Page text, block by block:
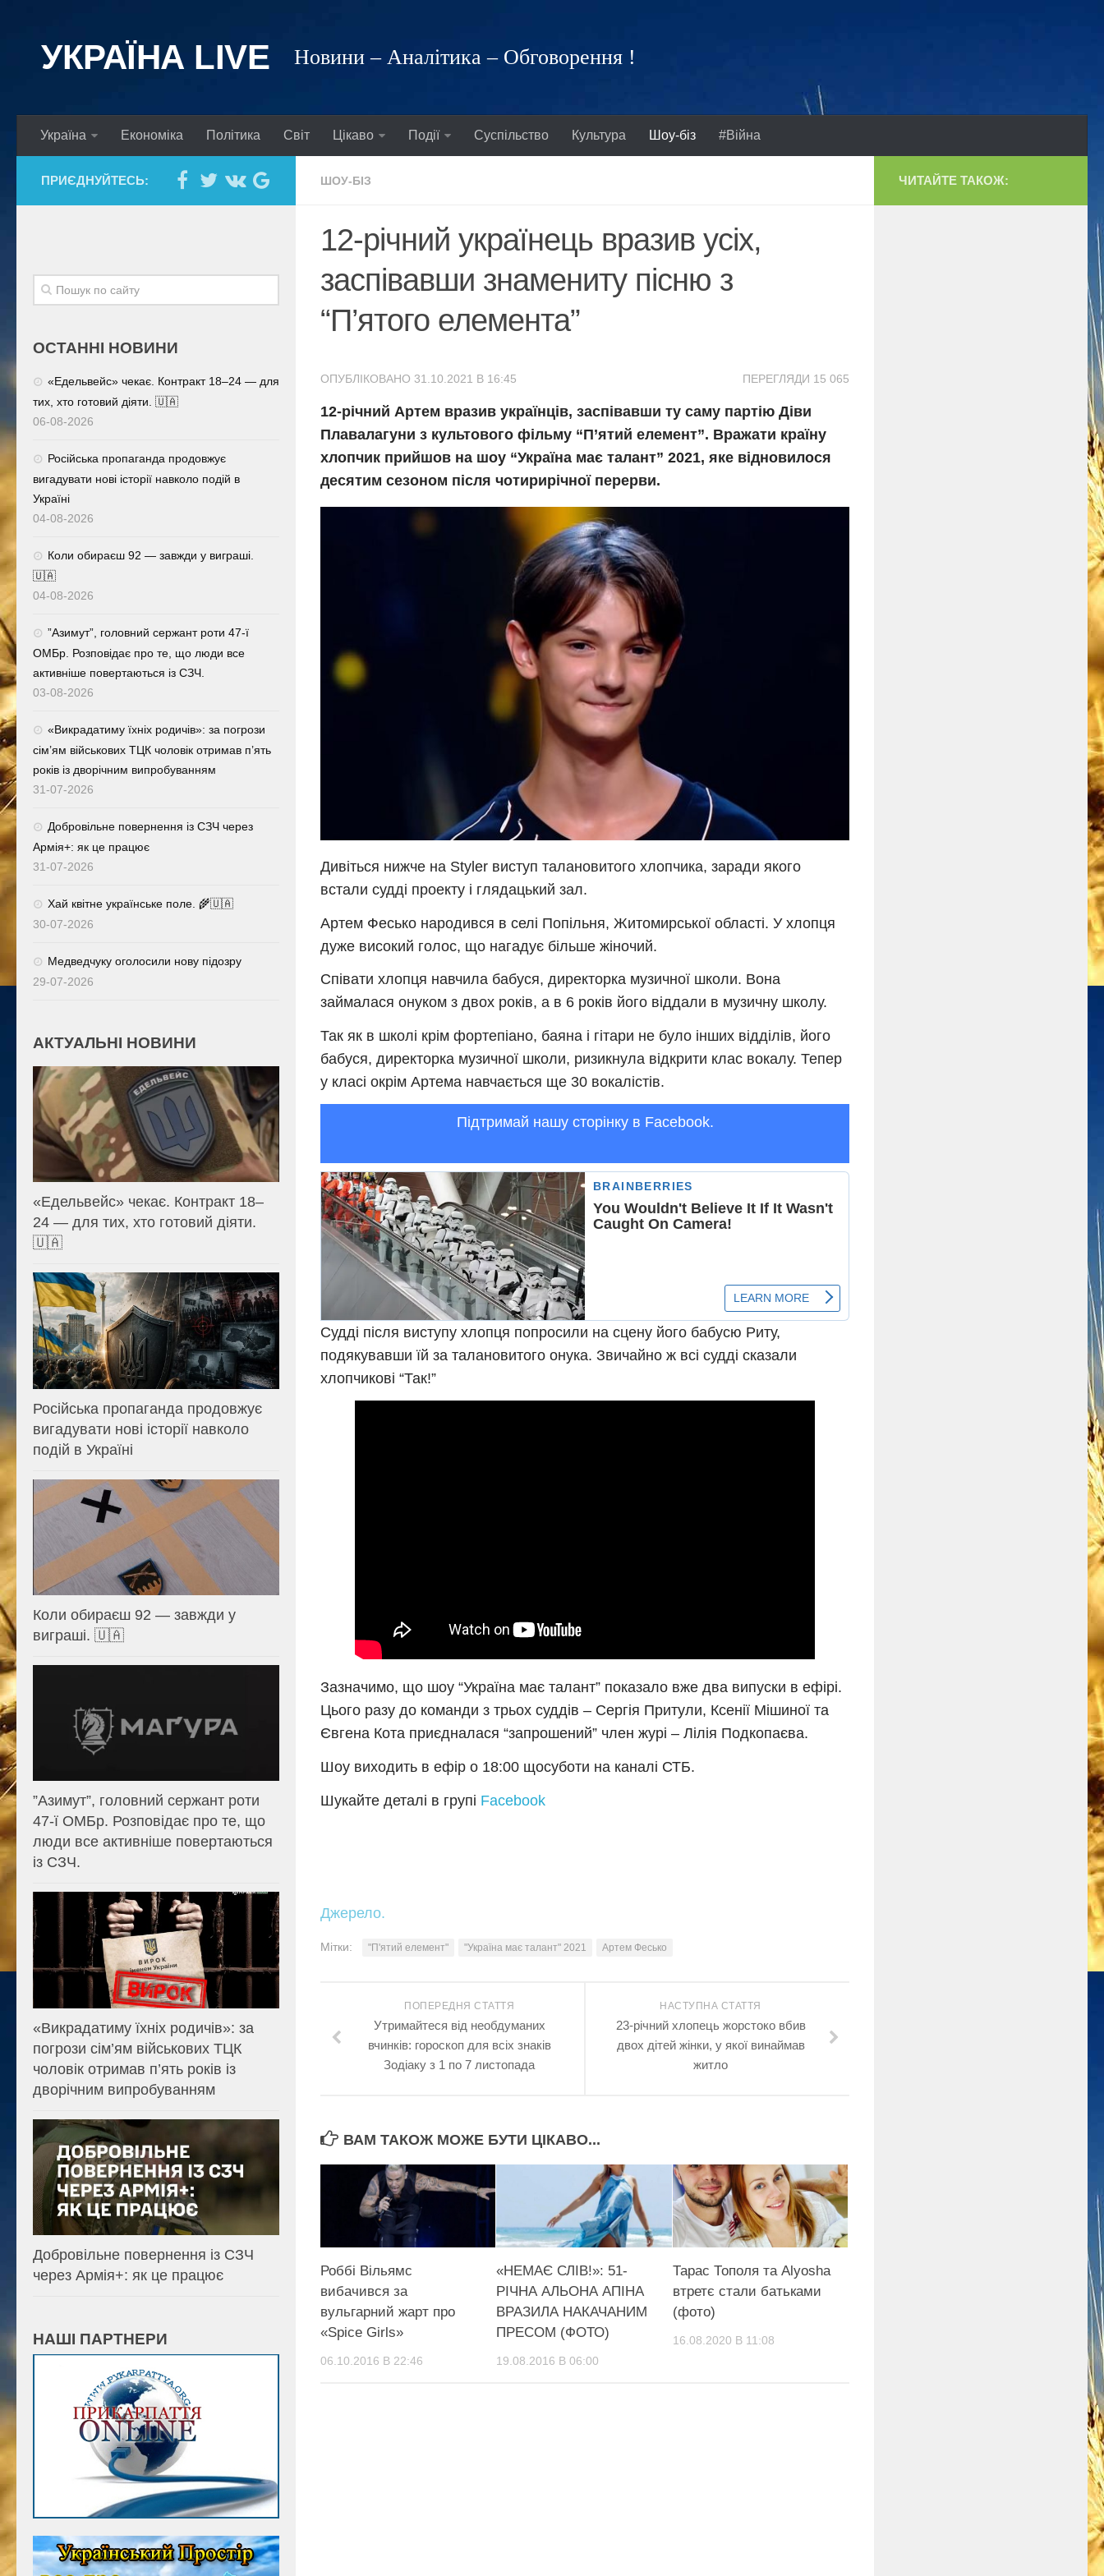
УКРАЇНА LIVE Новини – Аналітика – Обговорення !
Україна Економіка Політика Світ Цікаво Події Суспільство Культура Шоу-біз #Війна
ШОУ-БІЗ
12-річний українець вразив усіх,
заспівавши знамениту пісню з
“П’ятого елемента”
ПЕРЕГЛЯДИ 15 065
ОПУБЛІКОВАНО 31.10.2021 В 16:45
12-річний Артем вразив українців, заспівавши ту саму партію Діви
Плавалагуни з культового фільму “П’ятий елемент”. Вражати країну
хлопчик прийшов на шоу “Україна має талант” 2021, яке відновилося
десятим сезоном після чотирирічної перерви.
Дивіться нижче на Styler виступ талановитого хлопчика, заради якого
встали судді проекту і глядацький зал.
Артем Фесько народився в селі Попільня, Житомирської області. У хлопця
дуже високий голос, що нагадує більше жіночий.
Співати хлопця навчила бабуся, директорка музичної школи. Вона
займалася онуком з двох років, а в 6 років його віддали в музичну школу.
Так як в школі крім фортепіано, баяна і гітари не було інших відділів, його
бабуся, директорка музичної школи, ризикнула відкрити клас вокалу. Тепер
у класі окрім Артема навчається ще 30 вокалістів.
Підтримай нашу сторінку в Facebook.
Судді після виступу хлопця попросили на сцену його бабусю Риту,
подякувавши їй за талановитого онука. Звичайно ж всі судді сказали
хлопчикові “Так!”
Зазначимо, що шоу “Україна має талант” показало вже два випуски в ефірі.
Цього разу до команди з трьох суддів – Сергія Притули, Ксенії Мішиної та
Євгена Кота приєдналася “запрошений” член журі – Лілія Подкопаєва.
Шоу виходить в ефір о 18:00 щосуботи на каналі СТБ.
Шукайте деталі в групі Facebook
Джерело.
Мітки: "П'ятий елемент" "Україна має талант" 2021 Артем Фесько
НАСТУПНА СТАТТЯ
23-річний хлопець жорстоко вбив
двох дітей жінки, у якої винаймав
житло
ПОПЕРЕДНЯ СТАТТЯ
Утримайтеся від необдуманих
вчинків: гороскоп для всіх знаків
Зодіаку з 1 по 7 листопада
ВАМ ТАКОЖ МОЖЕ БУТИ ЦІКАВО...
Роббі Вільямс
вибачився за
вульгарний жарт про
«Spice Girls»
06.10.2016 В 22:46
«НЕМАЄ СЛІВ!»: 51-
РІЧНА АЛЬОНА АПІНА
ВРАЗИЛА НАКАЧАНИМ
ПРЕСОМ (ФОТО)
19.08.2016 В 06:00
Тарас Тополя та Alyosha
втретє стали батьками
(фото)
16.08.2020 В 11:08
ПРИЄДНУЙТЕСЬ:
ОСТАННІ НОВИНИ
«Едельвейс» чекає. Контракт 18–24 — для
тих, хто готовий діяти. 🇺🇦
06-08-2026
Російська пропаганда продовжує
вигадувати нові історії навколо подій в
Україні
04-08-2026
Коли обираєш 92 — завжди у виграші.
🇺🇦
04-08-2026
⁨”Азимут”, головний сержант роти 47-ї
ОМБр. Розповідає про те, що люди все
активніше повертаються із СЗЧ.
03-08-2026
«Викрадатиму їхніх родичів»: за погрози
сім’ям військових ТЦК чоловік отримав п’ять
років із дворічним випробуванням
31-07-2026
Добровільне повернення із СЗЧ через
Армія+: як це працює
31-07-2026
Хай квітне українське поле. 🌾🇺🇦
30-07-2026
Медведчуку оголосили нову підозру
29-07-2026
АКТУАЛЬНІ НОВИНИ
«Едельвейс» чекає. Контракт 18–
24 — для тих, хто готовий діяти.
🇺🇦
Російська пропаганда продовжує
вигадувати нові історії навколо
подій в Україні
Коли обираєш 92 — завжди у
виграші. 🇺🇦
⁨”Азимут”, головний сержант роти
47-ї ОМБр. Розповідає про те, що
люди все активніше повертаються
із СЗЧ.
«Викрадатиму їхніх родичів»: за
погрози сім’ям військових ТЦК
чоловік отримав п’ять років із
дворічним випробуванням
Добровільне повернення із СЗЧ
через Армія+: як це працює
НАШІ ПАРТНЕРИ
ЧИТАЙТЕ ТАКОЖ: